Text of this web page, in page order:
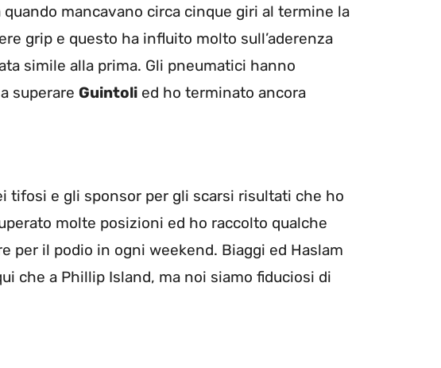
mancavano circa cinque giri al termine la
grip e questo ha influito molto sull’aderenza
simile alla prima. Gli pneumatici hanno
superare Guintoli ed ho terminato ancora
tifosi e gli sponsor per gli scarsi risultati che ho
molte posizioni ed ho raccolto qualche
per il podio in ogni weekend. Biaggi ed Haslam
che a Phillip Island, ma noi siamo fiduciosi di